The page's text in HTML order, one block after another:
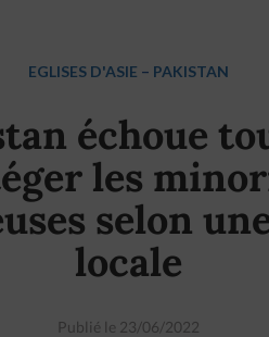
EGLISES D'ASIE – PAKISTAN
échoue
les
selon
locale
Publié le 23/06/2022